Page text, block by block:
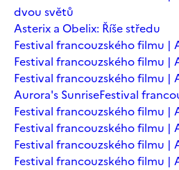
dvou světů
Asterix a Obelix: Říše středu
Festival francouzského filmu |
Festival francouzského filmu |
Festival francouzského filmu |
Aurora's SunriseFestival
Festival francouzského filmu |
Festival francouzského filmu |
Festival francouzského filmu |
Festival francouzského filmu |